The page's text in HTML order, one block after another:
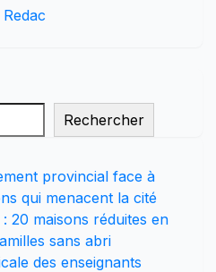
Rechercher
provincial face à
qui menacent la cité
20 maisons réduites en
sans abri
des enseignants